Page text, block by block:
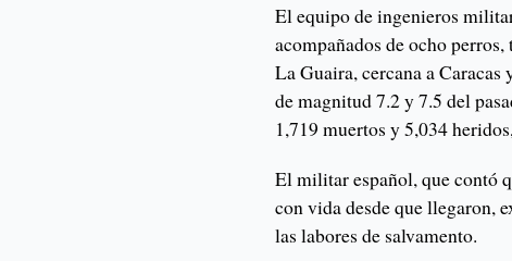
El equipo de ingenieros
acompañados de ocho
La Guaira, cercana a
de magnitud 7.2 y 7.5 del
1,719 muertos y 5,034
El militar español, que contó
con vida desde que llegaron,
las labores de salvamento.